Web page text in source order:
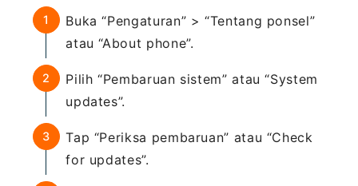
Buka “Pengaturan” > “Tentang ponsel”
atau “About phone”.
Pilih “Pembaruan sistem” atau “System
updates”.
Tap “Periksa pembaruan” atau “Check
for updates”.